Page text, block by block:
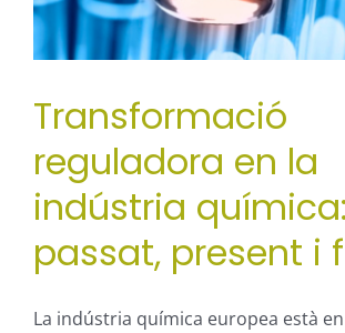
Transformació
reguladora en la
indústria química:
passat, present i
La indústria química europea està